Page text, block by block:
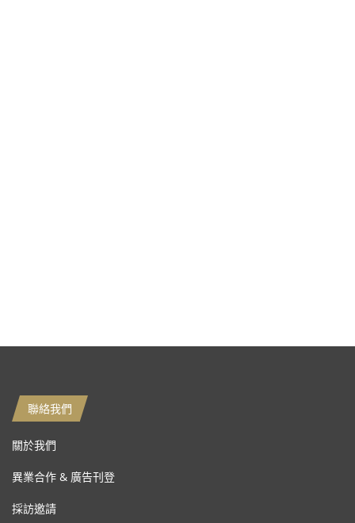
聯絡我們
關於我們
異業合作 & 廣告刊登
採訪邀請